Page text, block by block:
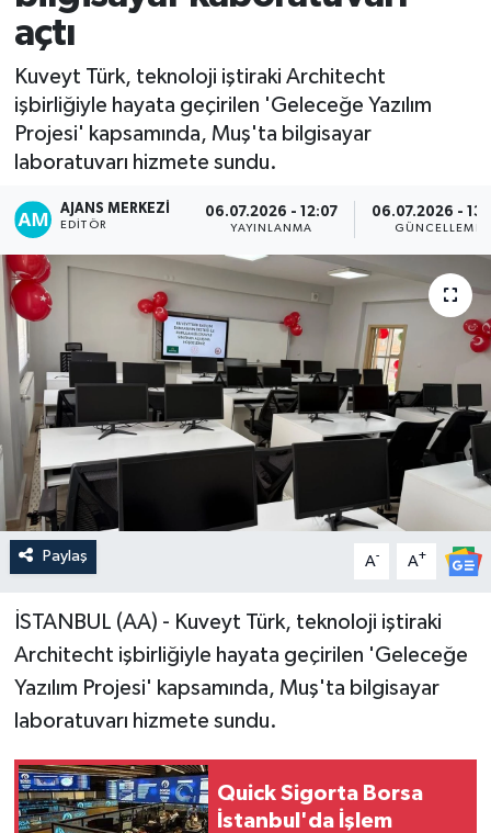
açtı
Kuveyt Türk, teknoloji iştiraki Architecht
işbirliğiyle hayata geçirilen 'Geleceğe Yazılım
Projesi' kapsamında, Muş'ta bilgisayar
laboratuvarı hizmete sundu.
AJANS MERKEZI
EDITÖR
06.07.2026 - 12:07
YAYINLANMA
06.07.2026 -
GÜNCELLEME
Paylaş A- A+
İSTANBUL (AA) - Kuveyt Türk, teknoloji iştiraki
Architecht işbirliğiyle hayata geçirilen 'Geleceğe
Yazılım Projesi' kapsamında, Muş'ta bilgisayar
laboratuvarı hizmete sundu.
Quick Sigorta Borsa
İstanbul'da İşlem